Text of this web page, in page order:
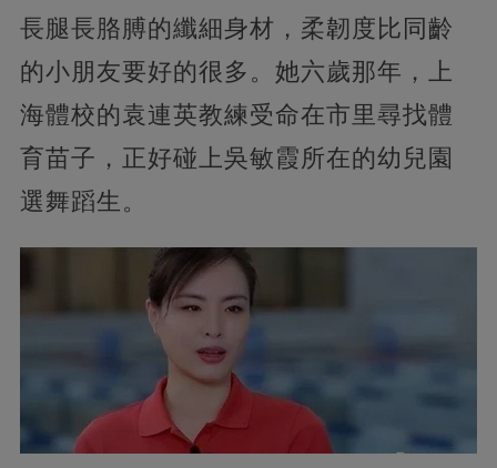
長腿長胳膊的纖細身材，柔韌度比同齡
的小朋友要好的很多。她六歲那年，上
海體校的袁連英教練受命在市里尋找體
育苗子，正好碰上吳敏霞所在的幼兒園
選舞蹈生。